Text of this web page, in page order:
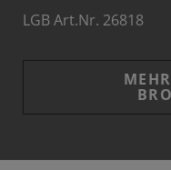
LGB Art.Nr. 26818